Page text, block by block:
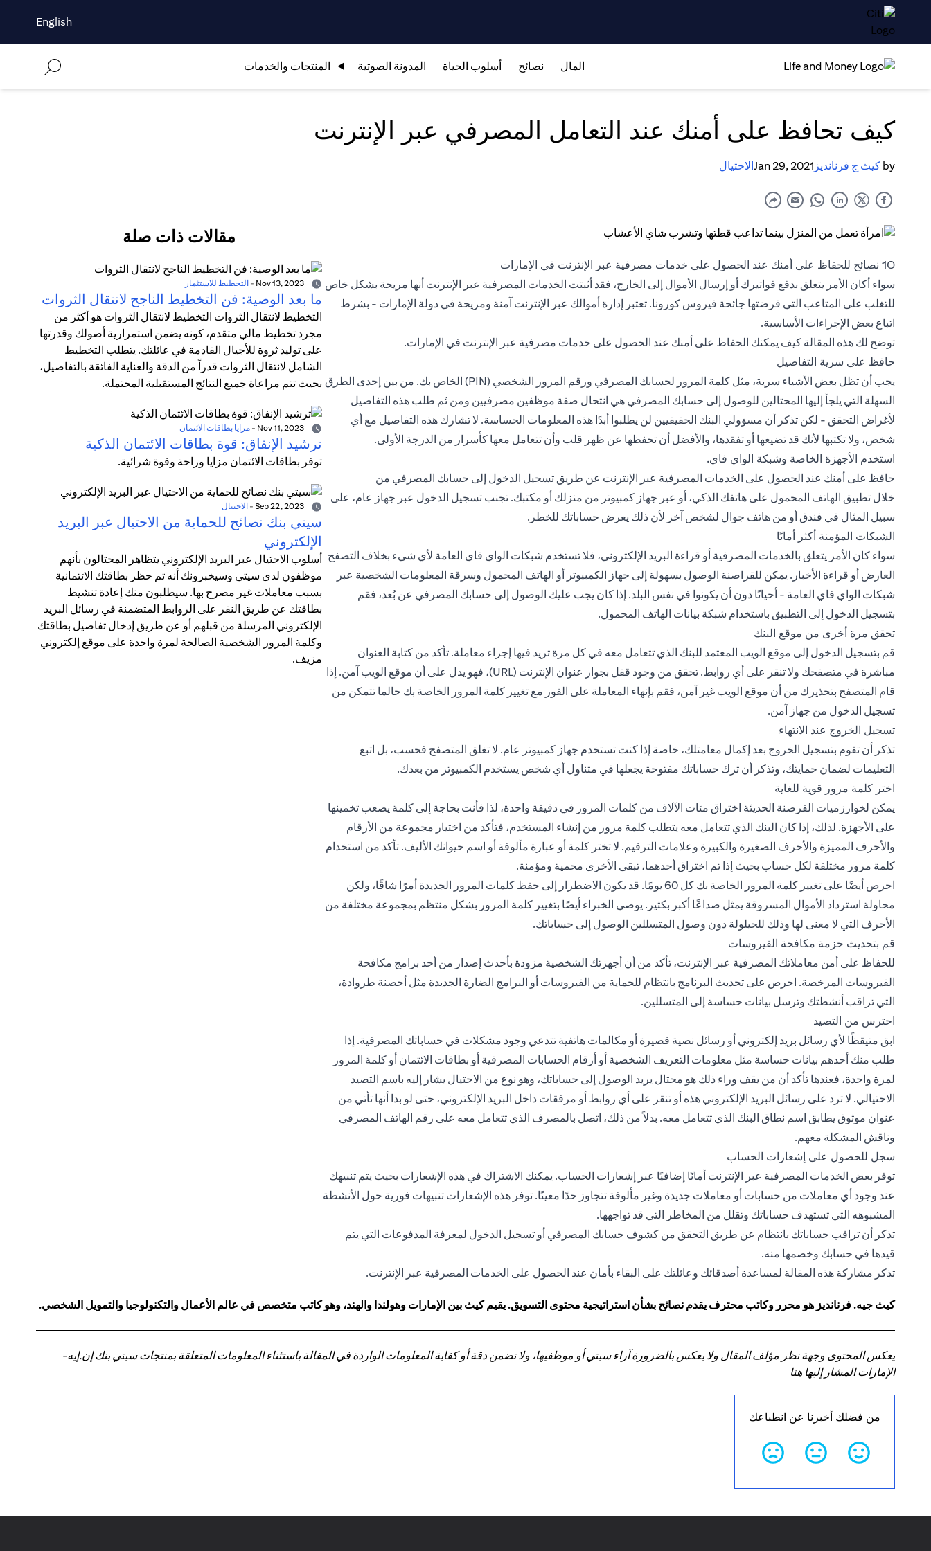
English
المال نصائح أسلوب الحياة المدونة الصوتية المنتجات والخدمات
كيف تحافظ على أمنك عند التعامل المصرفي عبر الإنترنت
by كيث ج فرنانديز Jan 29, 2021الاحتيال
10 نصائح للحفاظ على أمنك عند الحصول على خدمات مصرفية عبر الإنترنت في الإمارات
سواء أكان الأمر يتعلق بدفع فواتيرك أو إرسال الأموال إلى الخارج، فقد أثبتت الخدمات المصرفية عبر الإنترنت أنها مريحة بشكل خاص
للتغلب على المتاعب التي فرضتها جائحة فيروس كورونا. تعتبر إدارة أموالك عبر الإنترنت آمنة ومريحة في دولة الإمارات - بشرط
اتباع بعض الإجراءات الأساسية.
توضح لك هذه المقالة كيف يمكنك الحفاظ على أمنك عند الحصول على خدمات مصرفية عبر الإنترنت في الإمارات.
حافظ على سرية التفاصيل
يجب أن تظل بعض الأشياء سرية، مثل كلمة المرور لحسابك المصرفي ورقم المرور الشخصي (PIN) الخاص بك. من بين إحدى الطرق
السهلة التي يلجأ إليها المحتالين للوصول إلى حسابك المصرفي هي انتحال صفة موظفين مصرفيين ومن ثم طلب هذه التفاصيل
لأغراض التحقق - لكن تذكر أن مسؤولي البنك الحقيقيين لن يطلبوا أبدًا هذه المعلومات الحساسة. لا تشارك هذه التفاصيل مع أي
شخص، ولا تكتبها لأنك قد تضيعها أو تفقدها، والأفضل أن تحفظها عن ظهر قلب وأن تتعامل معها كأسرار من الدرجة الأولى.
استخدم الأجهزة الخاصة وشبكة الواي فاي.
حافظ على أمنك عند الحصول على الخدمات المصرفية عبر الإنترنت عن طريق تسجيل الدخول إلى حسابك المصرفي من
خلال تطبيق الهاتف المحمول على هاتفك الذكي، أو عبر جهاز كمبيوتر من منزلك أو مكتبك. تجنب تسجيل الدخول عبر جهاز عام، على
سبيل المثال في فندق أو من هاتف جوال لشخص آخر لأن ذلك يعرض حساباتك للخطر.
الشبكات المؤمنة أكثر أمانًا
سواء كان الأمر يتعلق بالخدمات المصرفية أو قراءة البريد الإلكتروني، فلا تستخدم شبكات الواي فاي العامة لأي شيء بخلاف التصفح
العارض أو قراءة الأخبار. يمكن للقراصنة الوصول بسهولة إلى جهاز الكمبيوتر أو الهاتف المحمول وسرقة المعلومات الشخصية عبر
شبكات الواي فاي العامة - أحيانًا دون أن يكونوا في نفس البلد. إذا كان يجب عليك الوصول إلى حسابك المصرفي عن بُعد، فقم
بتسجيل الدخول إلى التطبيق باستخدام شبكة بيانات الهاتف المحمول.
تحقق مرة أخرى من موقع البنك
قم بتسجيل الدخول إلى موقع الويب المعتمد للبنك الذي تتعامل معه في كل مرة تريد فيها إجراء معاملة. تأكد من كتابة العنوان
مباشرة في متصفحك ولا تنقر على أي روابط. تحقق من وجود قفل بجوار عنوان الإنترنت (URL)، فهو يدل على أن موقع الويب آمن. إذا
قام المتصفح بتحذيرك من أن موقع الويب غير آمن، فقم بإنهاء المعاملة على الفور مع تغيير كلمة المرور الخاصة بك حالما تتمكن من
تسجيل الدخول من جهاز آمن.
تسجيل الخروج عند الانتهاء
تذكر أن تقوم بتسجيل الخروج بعد إكمال معامتلك، خاصة إذا كنت تستخدم جهاز كمبيوتر عام. لا تغلق المتصفح فحسب، بل اتبع
التعليمات لضمان حمايتك، وتذكر أن ترك حساباتك مفتوحة يجعلها في متناول أي شخص يستخدم الكمبيوتر من بعدك.
اختر كلمة مرور قوية للغاية
يمكن لخوارزميات القرصنة الحديثة اختراق مئات الآلاف من كلمات المرور في دقيقة واحدة، لذا فأنت بحاجة إلى كلمة يصعب تخمينها
على الأجهزة. لذلك، إذا كان البنك الذي تتعامل معه يتطلب كلمة مرور من إنشاء المستخدم، فتأكد من اختيار مجموعة من الأرقام
والأحرف المميزة والأحرف الصغيرة والكبيرة وعلامات الترقيم. لا تختر كلمة أو عبارة مألوفة أو اسم حيوانك الأليف. تأكد من استخدام
كلمة مرور مختلفة لكل حساب بحيث إذا تم اختراق أحدهما، تبقى الأخرى محمية ومؤمنة.
احرص أيضًا على تغيير كلمة المرور الخاصة بك كل 60 يومًا. قد يكون الاضطرار إلى حفظ كلمات المرور الجديدة أمرًا شاقًا، ولكن
محاولة استرداد الأموال المسروقة يمثل صداعًا أكبر بكثير. يوصي الخبراء أيضًا بتغيير كلمة المرور بشكل منتظم بمجموعة مختلفة من
الأحرف التي لا معنى لها وذلك للحيلولة دون وصول المتسللين الوصول إلى حساباتك.
قم بتحديث حزمة مكافحة الفيروسات
للحفاظ على أمن معاملاتك المصرفية عبر الإنترنت، تأكد من أن أجهزتك الشخصية مزودة بأحدث إصدار من أحد برامج مكافحة
الفيروسات المرخصة. احرص على تحديث البرنامج بانتظام للحماية من الفيروسات أو البرامج الضارة الجديدة مثل أحصنة طروادة،
التي تراقب أنشطتك وترسل بيانات حساسة إلى المتسللين.
احترس من التصيد
ابق متيقظًا لأي رسائل بريد إلكتروني أو رسائل نصية قصيرة أو مكالمات هاتفية تتدعي وجود مشكلات في حساباتك المصرفية. إذا
طلب منك أحدهم بيانات حساسة مثل معلومات التعريف الشخصية أو أرقام الحسابات المصرفية أو بطاقات الائتمان أو كلمة المرور
لمرة واحدة، فعندها تأكد أن من يقف وراء ذلك هو محتال يريد الوصول إلى حساباتك، وهو نوع من الاحتيال يشار إليه باسم التصيد
الاحتيالي. لا ترد على رسائل البريد الإلكتروني هذه أو تنقر على أي روابط أو مرفقات داخل البريد الإلكتروني، حتى لو بدا أنها تأتي من
عنوان موثوق يطابق اسم نطاق البنك الذي تتعامل معه. بدلاً من ذلك، اتصل بالمصرف الذي تتعامل معه على رقم الهاتف المصرفي
وناقش المشكلة معهم.
سجل للحصول على إشعارات الحساب
توفر بعض الخدمات المصرفية عبر الإنترنت أمانًا إضافيًا عبر إشعارات الحساب. يمكنك الاشتراك في هذه الإشعارات بحيث يتم تنبيهك
عند وجود أي معاملات من حسابات أو معاملات جديدة وغير مألوفة تتجاوز حدًا معينًا. توفر هذه الإشعارات تنبيهات فورية حول الأنشطة
المشبوهه التي تستهدف حساباتك وتقلل من المخاطر التي قد تواجهها.
تذكر أن تراقب حساباتك بانتظام عن طريق التحقق من كشوف حسابك المصرفي أو تسجيل الدخول لمعرفة المدفوعات التي يتم
قيدها في حسابك وخصمها منه.
تذكر مشاركة هذه المقالة لمساعدة أصدقائك وعائلتك على البقاء بأمان عند الحصول على الخدمات المصرفية عبر الإنترنت.
مقالات ذات صلة
- التخطيط للاستثمار
ما بعد الوصية: فن التخطيط الناجح لانتقال الثروات
التخطيط لانتقال الثروات التخطيط لانتقال الثروات هو أكثر من
مجرد تخطيط مالي متقدم، كونه يضمن استمرارية أصولك وقدرتها
على توليد ثروة للأجيال القادمة في عائلتك. يتطلب التخطيط
الشامل لانتقال الثروات قدراً من الدقة والعناية الفائقة بالتفاصيل،
بحيث تتم مراعاة جميع النتائج المستقبلية المحتملة.
- مزايا بطاقات الائتمان
ترشيد الإنفاق: قوة بطاقات الائتمان الذكية
توفر بطاقات الائتمان مزايا وراحة وقوة شرائية.
- الاحتيال
سيتي بنك نصائح للحماية من الاحتيال عبر البريد
الإلكتروني
أسلوب الاحتيال عبر البريد الإلكتروني يتظاهر المحتالون بأنهم
موظفون لدى سيتي وسيخبرونك أنه تم حظر بطاقتك الائتمانية
بسبب معاملات غير مصرح بها. سيطلبون منك إعادة تنشيط
بطاقتك عن طريق النقر على الروابط المتضمنة في رسائل البريد
الإلكتروني المرسلة من قبلهم أو عن طريق إدخال تفاصيل بطاقتك
وكلمة المرور الشخصية الصالحة لمرة واحدة على موقع إلكتروني
مزيف.
كيث جيه. فرنانديز هو محرر وكاتب محترف يقدم نصائح بشأن استراتيجية محتوى التسويق. يقيم كيث بين الإمارات وهولندا والهند، وهو كاتب متخصص في عالم الأعمال والتكنولوجيا والتمويل الشخصي.
يعكس المحتوى وجهة نظر مؤلف المقال ولا يعكس بالضرورة آراء سيتي أو موظفيها، ولا نضمن دقة أو كفاية المعلومات الواردة في المقالة باستثناء المعلومات المتعلقة بمنتجات سيتي بنك إن.إيه-
الإمارات المشار إليها هنا
من فضلك أخبرنا عن انطباعك